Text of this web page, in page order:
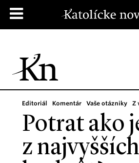
Editoriál Komentár Vaše otázniky Z
Potrat ako
z najvyšších